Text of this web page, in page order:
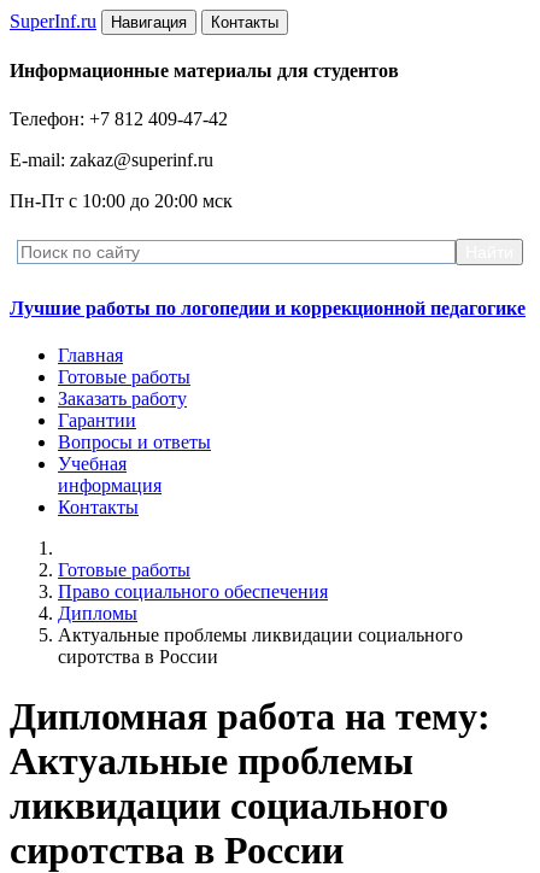
SuperInf.ru Навигация Контакты
Информационные материалы для студентов
Телефон: +7 812 409-47-42
E-mail: zakaz@superinf.ru
Пн-Пт с 10:00 до 20:00 мск
Лучшие работы по логопедии и коррекционной педагогике
Главная
Готовые работы
Заказать работу
Гарантии
Вопросы и ответы
Учебная
информация
Контакты
Готовые работы
Право социального обеспечения
Дипломы
Актуальные проблемы ликвидации социального
сиротства в России
Дипломная работа на тему:
Актуальные проблемы
ликвидации социального
сиротства в России